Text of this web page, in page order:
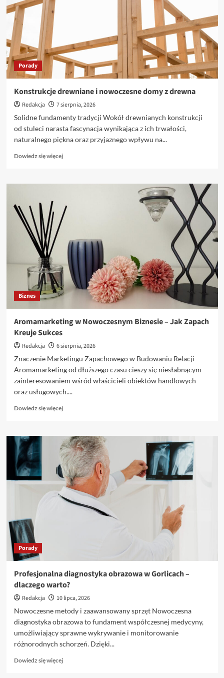
Porady
Konstrukcje drewniane i nowoczesne domy z drewna
Redakcja
7 sierpnia, 2026
Solidne fundamenty tradycji Wokół drewnianych konstrukcji
od stuleci narasta fascynacja wynikająca z ich trwałości,
naturalnego piękna oraz przyjaznego wpływu na...
Dowiedz się więcejDowiedz
o
i
nowoczesne
drewna
Biznes
Aromamarketing w Nowoczesnym Biznesie – Jak Zapach
Kreuje Sukces
Redakcja
6 sierpnia, 2026
Znaczenie Marketingu Zapachowego w Budowaniu Relacji
Aromamarketing od dłuższego czasu cieszy się niesłabnącym
zainteresowaniem wśród właścicieli obiektów handlowych
oraz usługowych....
Dowiedz się więcejDowiedz
o
Aromamarketing
w
Nowoczesnym
Biznesie
–
Jak
Zapach
Porady
Profesjonalna diagnostyka obrazowa w Gorlicach –
dlaczego warto?
Redakcja
10 lipca, 2026
Nowoczesne metody i zaawansowany sprzęt Nowoczesna
diagnostyka obrazowa to fundament współczesnej medycyny,
umożliwiający sprawne wykrywanie i monitorowanie
różnorodnych schorzeń. Dzięki...
Dowiedz się więcejDowiedz